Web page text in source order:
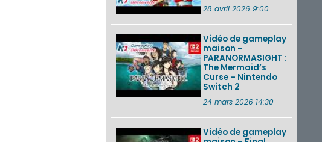
28 avril 2026 9:00
Vidéo de gameplay
maison –
PARANORMASIGHT :
The Mermaid’s
Curse – Nintendo
Switch 2
24 mars 2026 14:30
Vidéo de gameplay